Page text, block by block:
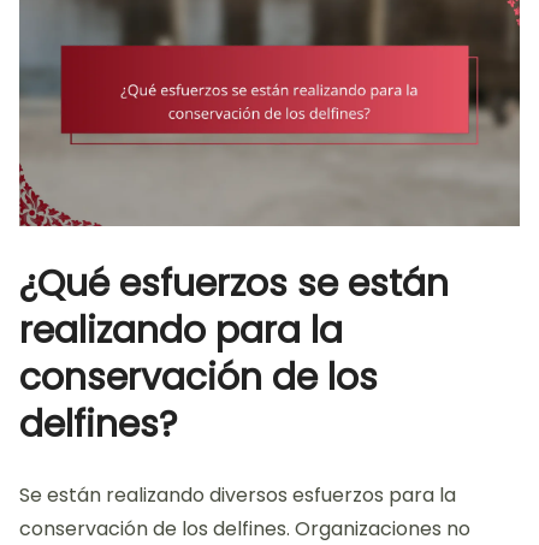
¿Qué esfuerzos se están
realizando para la
conservación de los
delfines?
Se están realizando diversos esfuerzos para la
conservación de los delfines. Organizaciones no